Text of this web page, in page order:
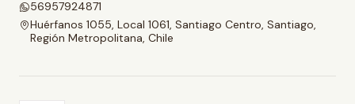
56957924871
Huérfanos 1055, Local 1061, Santiago Centro, Santiago,
Región Metropolitana, Chile